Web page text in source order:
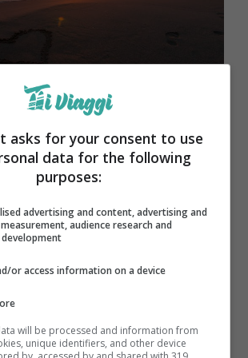
utile èiscriversi alle
asks for your consent to use
data for the following
purposes:
advertising and content, advertising and
audience research and
development
or access information on a device
will be processed and information from
unique identifiers, and other device